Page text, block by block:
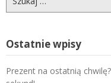
Ostatnie wpisy
Prezent na ostatnią